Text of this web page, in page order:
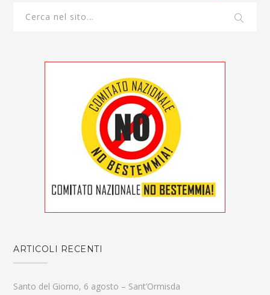
ARTICOLI RECENTI
Santo del Giorno, 6 agosto – Sant’Ormisda